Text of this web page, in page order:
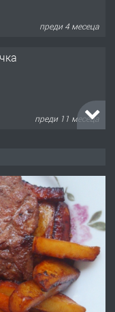
преди 4 месеца
преди 11 месеца
преди 1 година
преди 1 година